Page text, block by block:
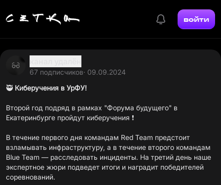
войти
67 подписчиков· 09.09.2024
🥷 Киберучения в УрФУ!
Второй год подряд в рамках "Форума будущего" в
Екатеринбурге пройдут киберучения ❗️
В течение первого дня командам Red Team предстоит
взламывать инфраструктуру, а в течение второго командам
Blue Team — расследовать инциденты. На третий день наше
экспертное жюри подведет итоги и наградит победителей
соревнований.